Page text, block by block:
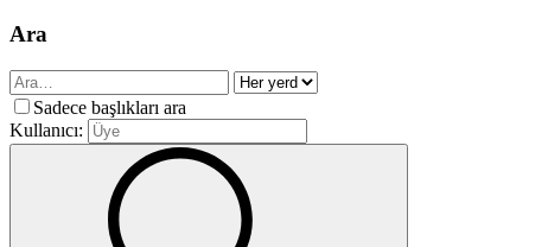
Ara
Sadece başlıkları ara
Kullanıcı: